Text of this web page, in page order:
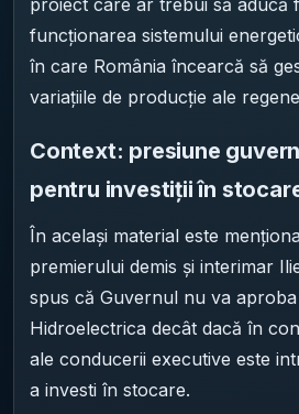
proiect care ar trebui să aducă
funcționarea sistemului
în care România încearcă să
variațiile de producție ale
Context: presiune
pentru investiții în
În același material este
premierului demis și interimar
spus că Guvernul nu va
Hidroelectrica decât dacă în
ale conducerii executive este
a investi în stocare.